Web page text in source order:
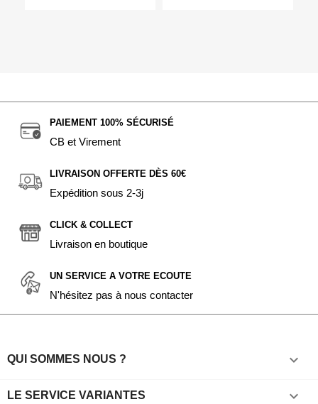
PAIEMENT 100% SÉCURISÉ
CB et Virement
LIVRAISON OFFERTE DÈS 60€
Expédition sous 2-3j
CLICK & COLLECT
Livraison en boutique
UN SERVICE A VOTRE ECOUTE
N'hésitez pas à nous contacter
QUI SOMMES NOUS ? 
LE SERVICE VARIANTES 